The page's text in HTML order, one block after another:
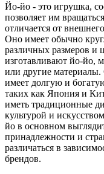
Йо-йо - это игрушка,
позволяет им
отличается от
Оно имеет обычно
различных размеров и
изготавливают йо-йо,
или другие материалы.
имеет долгую и
таких как Япония и
иметь традиционные
культурой и
йо в основном
принадлежности и
различаться в
брендов.